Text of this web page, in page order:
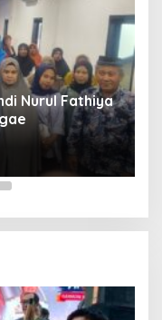
Nurul Fathiya